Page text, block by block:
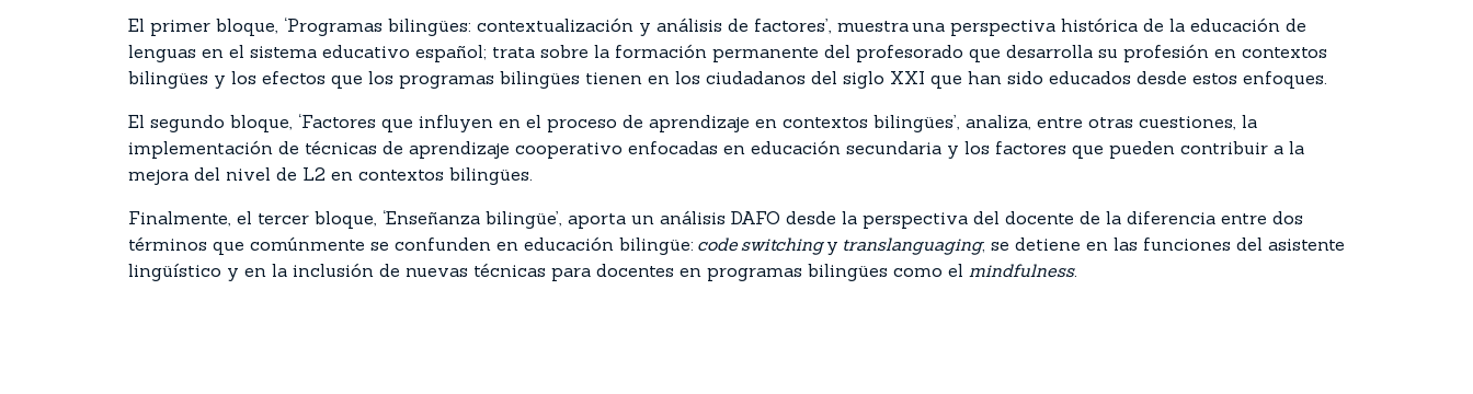
El primer bloque, ‘Programas bilingües: contextualización y análisis de factores’, muestrauna perspectiva histórica de la educación de
lenguas en el sistema educativo español; trata sobre la formación permanente del profesorado que desarrolla su profesión en contextos
bilingües y los efectos que los programas bilingües tienen en los ciudadanos del siglo XXI que han sido educados desde estos enfoques.
El segundo bloque, ‘Factores que influyen en el proceso de aprendizaje en contextos bilingües’, analiza, entre otras cuestiones, la
implementación de técnicas de aprendizaje cooperativo enfocadas en educación secundaria y los factores que pueden contribuir a la
mejora del nivel de L2 en contextos bilingües.
Finalmente, el tercer bloque, ‘Enseñanza bilingüe’, aporta un análisis DAFO desde la perspectiva del docente de la diferencia entre dos
términos que comúnmente se confunden en educación bilingüe: code switchingy translanguaging; se detiene en las funciones del asistente
lingüístico y en la inclusión de nuevas técnicas para docentes en programas bilingües como el mindfulness.